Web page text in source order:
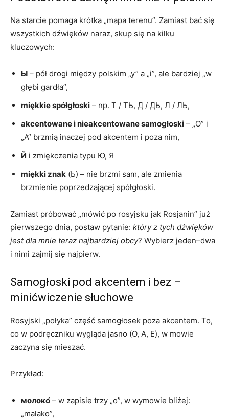
Na starcie pomaga krótka „mapa terenu”. Zamiast bać się
wszystkich dźwięków naraz, skup się na kilku
kluczowych:
Ы – pół drogi między polskim „y” a „i”, ale bardziej „w
głębi gardła”,
miękkie spółgłoski – np. Т / ТЬ, Д / ДЬ, Л / ЛЬ,
akcentowane i nieakcentowane samogłoski – „O” i
„A” brzmią inaczej pod akcentem i poza nim,
Й i zmiękczenia typu Ю, Я
miękki znak (Ь) – nie brzmi sam, ale zmienia
brzmienie poprzedzającej spółgłoski.
Zamiast próbować „mówić po rosyjsku jak Rosjanin” już
pierwszego dnia, postaw pytanie: który z tych dźwięków
jest dla mnie teraz najbardziej obcy? Wybierz jeden–dwa
i nimi zajmij się najpierw.
Samogłoski pod akcentem i bez –
minićwiczenie słuchowe
Rosyjski „połyka” część samogłosek poza akcentem. To,
co w podręczniku wygląda jasno (О, А, Е), w mowie
zaczyna się mieszać.
Przykład:
молоко́ – w zapisie trzy „o”, w wymowie bliżej:
„malako”,